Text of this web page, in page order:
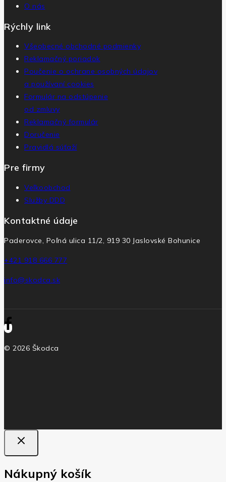
O nás
Rýchly link
Všeobecné obchodné podmienky
Reklamačný poriadok
Poučenie o ochrane osobných údajov
a používaní cookies
Formulár na odstúpenie
od zmluvy
Reklamačný formulár
Doručenie
Pravidlá súťaží
Pre firmy
Veľkoobchod
Služby DDD
Kontaktné údaje
Paderovce, Poľná ulica 11/2, 919 30 Jaslovské Bohunice
+421 918 666 777
info@skodca.sk
© 2026 Škodca
Nákupný košík